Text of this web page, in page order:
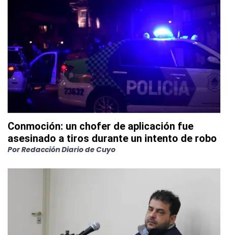
Conmoción: un chofer de aplicación fue
asesinado a tiros durante un intento de robo
PorRedacción Diario de Cuyo